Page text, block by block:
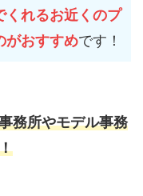
くれるお近くのプ
がおすすめです！
務所やモデル事務